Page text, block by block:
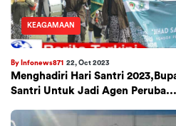
KEAGAMAAN
By Infonews871 22, Oct 2023
Menghadiri Hari Santri
Santri Untuk Jadi Agen Peruba...